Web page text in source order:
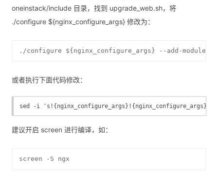
oneinstack/include 目录，找到 upgrade_web.sh，将
./configure ${nginx_configure_args} 修改为：
./configure ${nginx_configure_args} --add-module=../
或者执行下面代码修改：
sed -i 's!{nginx_configure_args}!{nginx_configure_args} --
建议开启 screen 进行编译，如：
screen -S ngx